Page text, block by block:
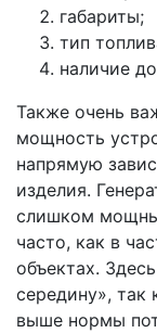
габариты;
тип
наличие
Также очень
мощность
напрямую
изделия.
слишком
часто, как в
объектах.
середину», так
выше нормы